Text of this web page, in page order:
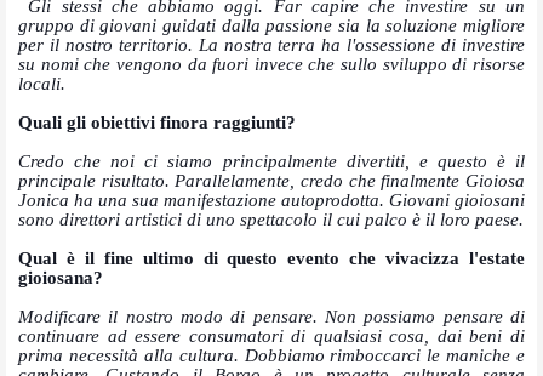
Gli stessi che abbiamo oggi. Far capire che investire su un
gruppo di giovani guidati dalla passione sia la soluzione migliore
per il nostro territorio. La nostra terra ha l'ossessione di investire
su nomi che vengono da fuori invece che sullo sviluppo di risorse
locali.
Quali gli obiettivi finora raggiunti?
Credo che noi ci siamo principalmente divertiti, e questo è il
principale risultato. Parallelamente, credo che finalmente Gioiosa
Jonica ha una sua manifestazione autoprodotta. Giovani gioiosani
sono direttori artistici di uno spettacolo il cui palco è il loro paese.
Qual è il fine ultimo di questo evento che vivacizza l'estate
gioiosana?
Modificare il nostro modo di pensare. Non possiamo pensare di
continuare ad essere consumatori di qualsiasi cosa, dai beni di
prima necessità alla cultura. Dobbiamo rimboccarci le maniche e